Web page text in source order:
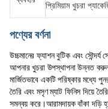
প্রিমিয়াম খুচরা
পণ্যের বর্ণনা
উচ্চমানের ফ্যাশন বুটিক এবং সৌন্দর্য
আপনার খুচরা উপস্থাপনা উন্নত
মার্জিতভাবে একটি পরিষ্কার মধ্যে
তৈরি এবং মসৃণ ম্যাট ফিনিস দিয়ে
সমন্বয় করে।আরামদায়ক বাঁকা দড়ি